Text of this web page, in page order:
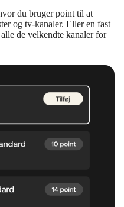
du bruger point til at
og tv-kanaler. Eller en fast
de velkendte kanaler for